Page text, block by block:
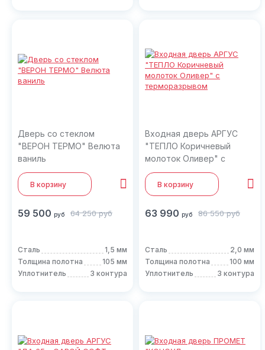
Дверь со стеклом
"ВЕРОН ТЕРМО" Велюта
ваниль
В корзину
59 500 руб 64 250 руб
Сталь
1,5 мм
Толщина полотна
105 мм
Уплотнитель
3 контура
Входная дверь АРГУС
"ТЕПЛО Коричневый
молоток Оливер" с
терморазрывом
В корзину
63 990 руб 86 550 руб
Сталь
2,0 мм
Толщина полотна
100 мм
Уплотнитель
3 контура